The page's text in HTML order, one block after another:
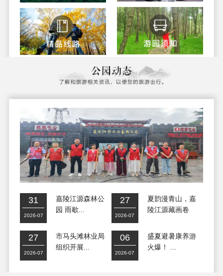
31
2026-07
嘉陵江源森林公
园 雨歇...
27
2026-07
夏韵漫青山，嘉
陵江源藏画卷
27
2026-07
市马头滩林业局
组织开展...
06
2026-07
盛夏避暑康养游
火爆！ ...